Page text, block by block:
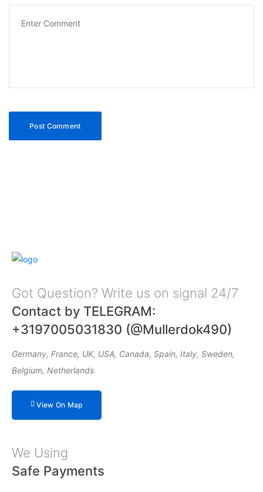
Got Question? Write us on signal 24/7
Contact by TELEGRAM:
+3197005031830 (@Mullerdok490)
Germany, France, UK, USA, Canada, Spain, Italy, Sweden,
Belgium, Netherlands
View On Map
We Using
Safe Payments